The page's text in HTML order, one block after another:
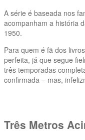
A série é baseada nos
acompanham a história
1950.
Para quem é fã dos
perfeita, já que segue
três temporadas
confirmada – mas,
Três Metros